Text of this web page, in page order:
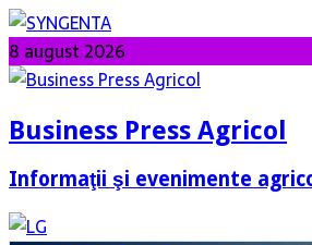
8 august 2026
Business Press Agricol
Informaţii şi evenimente